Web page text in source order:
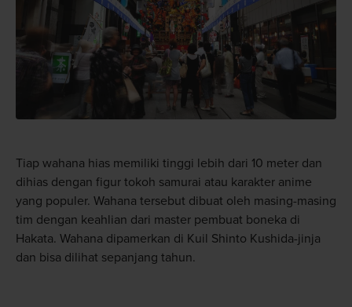
Tiap wahana hias memiliki tinggi lebih dari 10 meter dan
dihias dengan figur tokoh samurai atau karakter anime
yang populer. Wahana tersebut dibuat oleh masing-masing
tim dengan keahlian dari master pembuat boneka di
Hakata. Wahana dipamerkan di Kuil Shinto Kushida-jinja
dan bisa dilihat sepanjang tahun.